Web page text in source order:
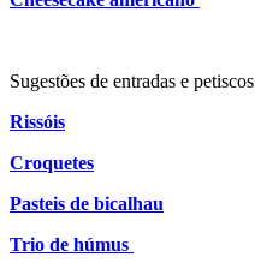
Sugestões de entradas e petiscos
Rissóis
Croquetes
Pasteis de bicalhau
Trio de húmus